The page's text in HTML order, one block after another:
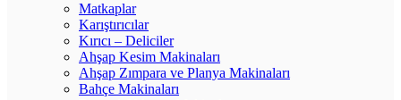
Matkaplar
Karıştırıcılar
Kırıcı – Deliciler
Ahşap Kesim Makinaları
Ahşap Zımpara ve Planya Makinaları
Bahçe Makinaları